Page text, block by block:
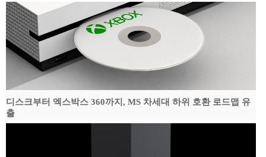
디스크부터 엑스박스 360까지, MS 차세대 하위 호환 로드맵 유
출